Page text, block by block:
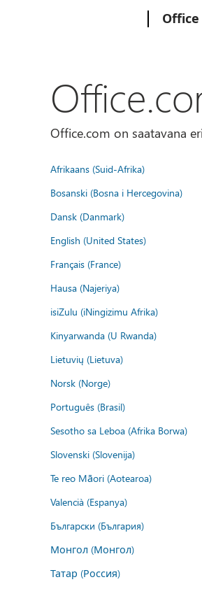
Office.com on saatavana
Afrikaans (Suid-Afrika)
Bosanski (Bosna i Hercegovina)
Dansk (Danmark)
English (United States)
Français (France)
Hausa (Najeriya)
isiZulu (iNingizimu Afrika)
Kinyarwanda (U Rwanda)
Lietuvių (Lietuva)
Norsk (Norge)
Português (Brasil)
Sesotho sa Leboa (Afrika Borwa)
Slovenski (Slovenija)
Te reo Māori (Aotearoa)
Valencià (Espanya)
Български (България)
Монгол (Монгол)
Татар (Россия)